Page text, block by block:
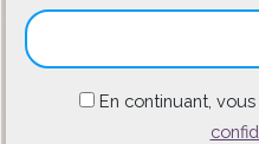
En continuant,